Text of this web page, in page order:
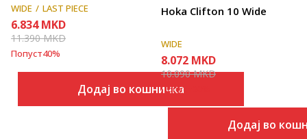
WIDE LAST PIECE
6.834 MKD
11.390MKD
Попуст40%
Додај во кошничка
Hoka Clifton 10 Wide
WIDE
8.072 MKD
10.090MKD
Попуст
Додај во